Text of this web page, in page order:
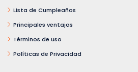
Lista de Cumpleaños
Principales ventajas
Términos de uso
Políticas de Privacidad